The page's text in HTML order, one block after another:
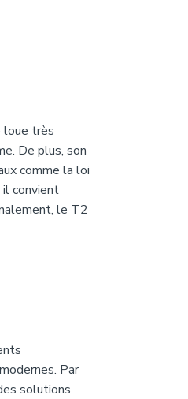
loue très
De plus, son
comme la loi
convient
le T2
Par
solutions